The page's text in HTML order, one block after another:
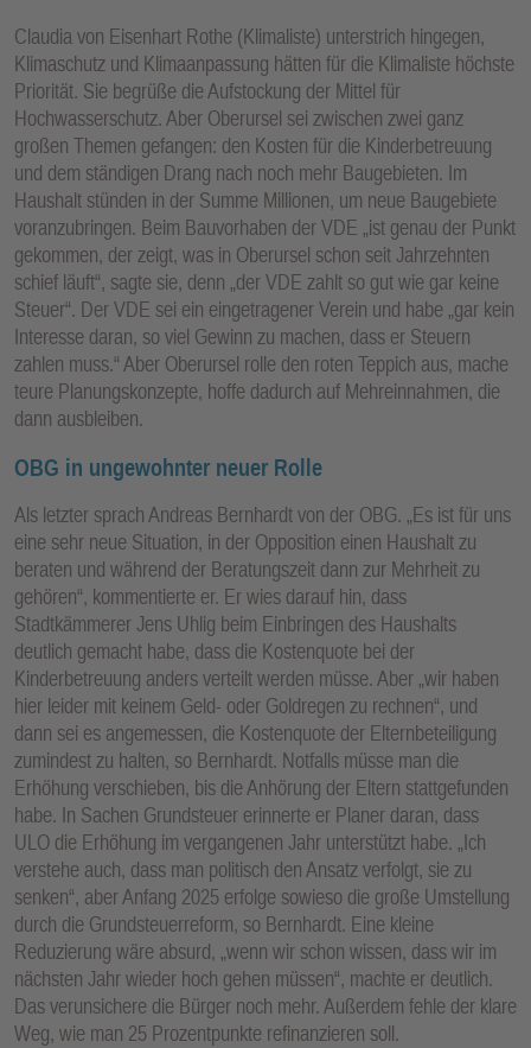
Claudia von Eisenhart Rothe (Klimaliste) unterstrich hingegen,
Klimaschutz und Klimaanpassung hätten für die Klimaliste höchste
Priorität. Sie begrüße die Aufstockung der Mittel für
Hochwasserschutz. Aber Oberursel sei zwischen zwei ganz
großen Themen gefangen: den Kosten für die Kinderbetreuung
und dem ständigen Drang nach noch mehr Baugebieten. Im
Haushalt stünden in der Summe Millionen, um neue Baugebiete
voranzubringen. Beim Bauvorhaben der VDE „ist genau der Punkt
gekommen, der zeigt, was in Oberursel schon seit Jahrzehnten
schief läuft“, sagte sie, denn „der VDE zahlt so gut wie gar keine
Steuer“. Der VDE sei ein eingetragener Verein und habe „gar kein
Interesse daran, so viel Gewinn zu machen, dass er Steuern
zahlen muss.“ Aber Oberursel rolle den roten Teppich aus, mache
teure Planungskonzepte, hoffe dadurch auf Mehreinnahmen, die
dann ausbleiben.
OBG in ungewohnter neuer Rolle
Als letzter sprach Andreas Bernhardt von der OBG. „Es ist für uns
eine sehr neue Situation, in der Opposition einen Haushalt zu
beraten und während der Beratungszeit dann zur Mehrheit zu
gehören“, kommentierte er. Er wies darauf hin, dass
Stadtkämmerer Jens Uhlig beim Einbringen des Haushalts
deutlich gemacht habe, dass die Kostenquote bei der
Kinderbetreuung anders verteilt werden müsse. Aber „wir haben
hier leider mit keinem Geld- oder Goldregen zu rechnen“, und
dann sei es angemessen, die Kostenquote der Elternbeteiligung
zumindest zu halten, so Bernhardt. Notfalls müsse man die
Erhöhung verschieben, bis die Anhörung der Eltern stattgefunden
habe. In Sachen Grundsteuer erinnerte er Planer daran, dass
ULO die Erhöhung im vergangenen Jahr unterstützt habe. „Ich
verstehe auch, dass man politisch den Ansatz verfolgt, sie zu
senken“, aber Anfang 2025 erfolge sowieso die große Umstellung
durch die Grundsteuerreform, so Bernhardt. Eine kleine
Reduzierung wäre absurd, „wenn wir schon wissen, dass wir im
nächsten Jahr wieder hoch gehen müssen“, machte er deutlich.
Das verunsichere die Bürger noch mehr. Außerdem fehle der klare
Weg, wie man 25 Prozentpunkte refinanzieren soll.